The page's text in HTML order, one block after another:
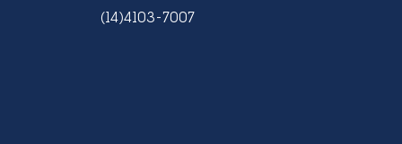
(14)4103-7007